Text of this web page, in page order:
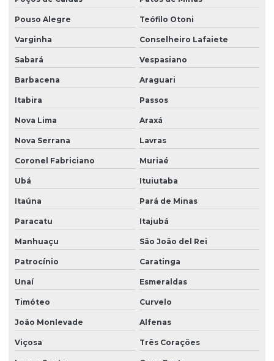
Pouso Alegre Teófilo Otoni
Varginha Conselheiro Lafaiete
Sabará Vespasiano
Barbacena Araguari
Itabira Passos
Nova Lima Araxá
Nova Serrana Lavras
Coronel Fabriciano Muriaé
Ubá Ituiutaba
Itaúna Pará de Minas
Paracatu Itajubá
Manhuaçu São João del Rei
Patrocínio Caratinga
Unaí Esmeraldas
Timóteo Curvelo
João Monlevade Alfenas
Viçosa Três Corações